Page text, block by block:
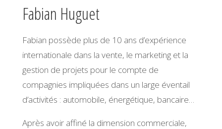
Fabian Huguet
Fabian possède plus de 10 ans d’expérience
internationale dans la vente, le marketing et la
gestion de projets pour le compte de
compagnies impliquées dans un large éventail
d’activités : automobile, énergétique, bancaire…
Après avoir affiné la dimension commerciale,